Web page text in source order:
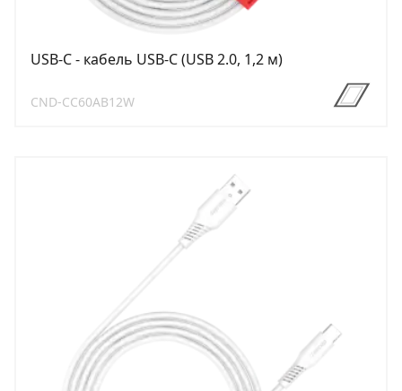
USB-C - кабель USB-C (USB 2.0, 1,2 м)
CND-CC60AB12W